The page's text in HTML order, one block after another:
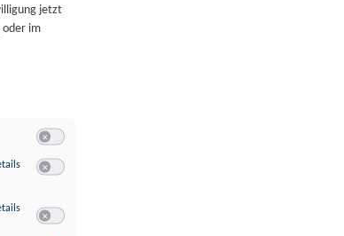
jetzt
oder im
zu Speichern von oder Zugriff auf Informationen auf einem Endgerät
zu Verwendung reduzierter Daten zur Auswahl von Werbeanzeigen